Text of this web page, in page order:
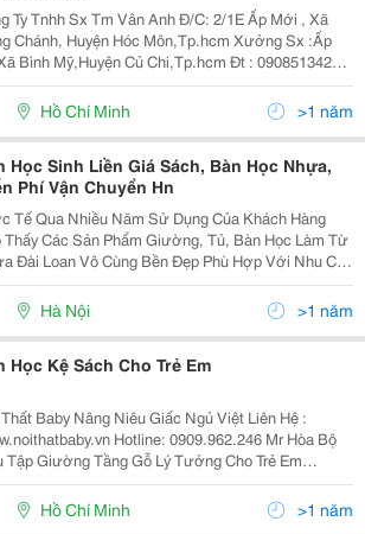
Tnhh Sx Tm Vân Anh Đ/C: 2/1E Ấp Mới , Xã
Chánh, Huyện Hóc Môn,Tp.hcm Xưởng Sx :Ấp
Bình Mỹ,Huyện Củ Chi,Tp.hcm Đt : 0908513424
Website: Www:dochoimamnon.com
Www:dochoimamnon.vn Email:maivo03.Vananh@
Hồ Chí Minh >1 năm
Học Sinh Liền Giá Sách, Bàn Học Nhựa,
Phí Vận Chuyển Hn
Tế Qua Nhiều Năm Sử Dụng Của Khách Hàng
Thấy Các Sản Phẩm Giường, Tủ, Bàn Học Làm Từ
Đài Loan Vô Cùng Bền Đẹp Phù Hợp Với Nhu Cầu
Và Không Gian Nhà Của Quý Khách. Hơn 90%
Hộ Gia Đình Đã Và Đang Có Xu Hướng Thay Thế
Đồ Nộ
Hà Nội >1 năm
Học Kệ Sách Cho Trẻ Em
Baby Nâng Niêu Giấc Ngủ Việt Liên Hệ :
Hotline: 0909.962.246 Mr Hòa Bộ
Tập Giường Tầng Gỗ Lý Tưởng Cho Trẻ Em
Tầng Gỗ Được Rất Nhiều Phụ Huynh Sử Dụng
Phòng Ngủ Của Con Mình Bởi Vì Tính Tiệ
Hồ Chí Minh >1 năm